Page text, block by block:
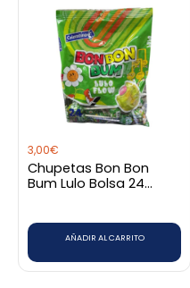
3,00€
Chupetas Bon Bon
Bum Lulo Bolsa 24
AÑADIR AL CARRITO